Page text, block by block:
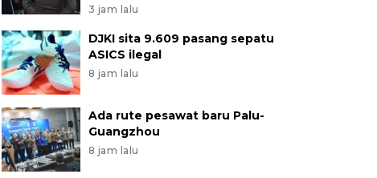
3 jam lalu
DJKI sita 9.609 pasang sepatu
ASICS ilegal
8 jam lalu
Ada rute pesawat baru Palu-
Guangzhou
8 jam lalu